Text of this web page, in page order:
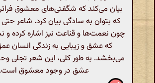
بیان می‌کند که شگفتی‌های معشوق
که بتوان به سادگی بیان کرد. شاعر
چون نعمت‌ها و قناعت نیز اشاره کرده
که عشق و زیبایی به زندگی انسان
می‌بخشد. به طور کلی، این شعر تجلی
عشق در وجود معشوق است.